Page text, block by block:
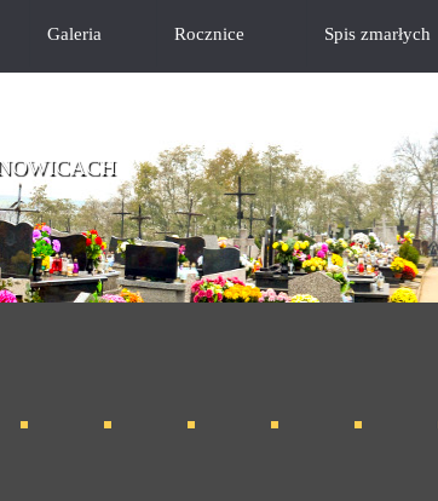
Galeria Rocznice Spis zmarłych